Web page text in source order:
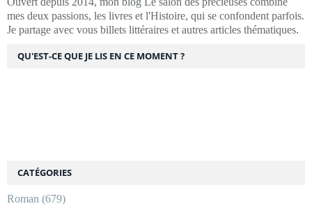
mes deux passions, les livres et l'Histoire, qui se confondent parfois.
Je partage avec vous billets littéraires et autres articles thématiques.
CATÉGORIES
Roman (679)
QU'EST-CE QUE JE LIS EN CE MOMENT ?